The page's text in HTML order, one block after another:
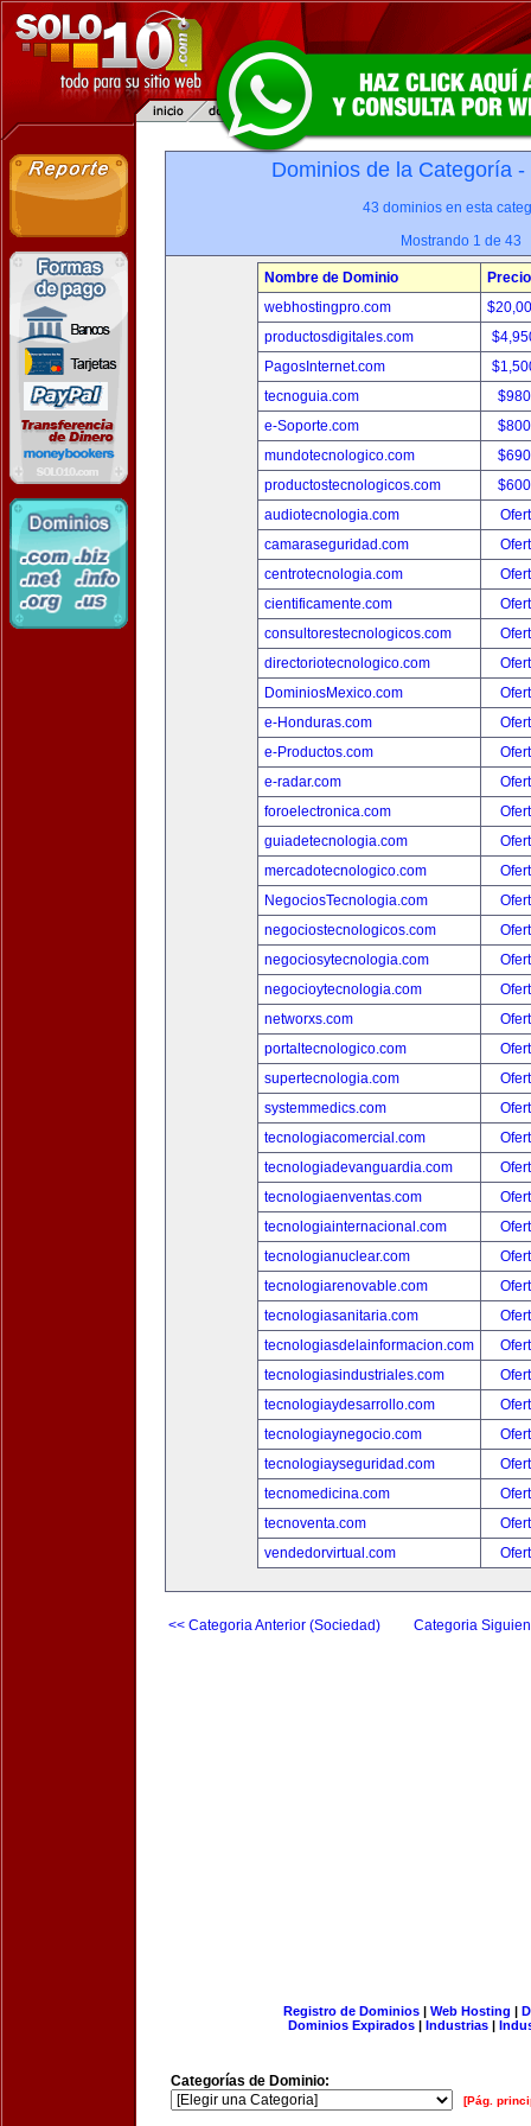
Dominios de la Categoría -
43 dominios en esta
Mostrando 1 de 43
Nombre de Dominio
Precio
webhostingpro.com
productosdigitales.com
PagosInternet.com
tecnoguia.com
e-Soporte.com
mundotecnologico.com
productostecnologicos.com
audiotecnologia.com
camaraseguridad.com
centrotecnologia.com
cientificamente.com
consultorestecnologicos.com
directoriotecnologico.com
DominiosMexico.com
e-Honduras.com
e-Productos.com
e-radar.com
foroelectronica.com
guiadetecnologia.com
mercadotecnologico.com
NegociosTecnologia.com
negociostecnologicos.com
negociosytecnologia.com
negocioytecnologia.com
networxs.com
portaltecnologico.com
supertecnologia.com
systemmedics.com
tecnologiacomercial.com
tecnologiadevanguardia.com
tecnologiaenventas.com
tecnologiainternacional.com
tecnologianuclear.com
tecnologiarenovable.com
tecnologiasanitaria.com
tecnologiasdelainformacion.com
tecnologiasindustriales.com
tecnologiaydesarrollo.com
tecnologiaynegocio.com
tecnologiayseguridad.com
tecnomedicina.com
tecnoventa.com
vendedorvirtual.com
<< Categoria Anterior (Sociedad) Categoria
Registro de Dominios| Web Hosting |
Dominios Expirados | Industrias |
Categorías de Dominio:
[Pág.